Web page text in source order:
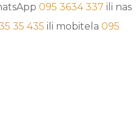
095 3634 337 ili nas
35 435 ili mobitela 095